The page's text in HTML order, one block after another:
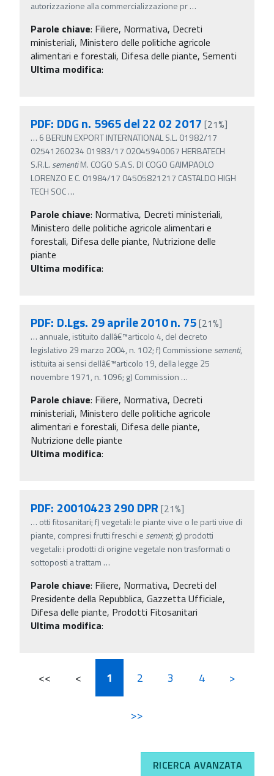
autorizzazione alla commercializzazione pr…
Parole chiave: Filiere, Normativa, Decreti
ministeriali, Ministero delle politiche agricole
alimentari e forestali, Difesa delle piante, Sementi
Ultima modifica:
PDF: DDG n. 5965 del 22 02 2017 [21%]
… 6 BERLIN EXPORT INTERNATIONAL S.L. 01982/17
02541260234 01983/17 02045940067 HERBATECH
S.R.L. sementiM. COGO S.A.S. DI COGO GAIMPAOLO
LORENZO E C. 01984/17 04505821217 CASTALDO HIGH
TECH SOC…
Parole chiave: Normativa, Decreti ministeriali,
Ministero delle politiche agricole alimentari e
forestali, Difesa delle piante, Nutrizione delle
piante
Ultima modifica:
PDF: D.Lgs. 29 aprile 2010 n. 75[21%]
… annuale, istituito dallâ€™articolo 4, del decreto
legislativo 29 marzo 2004, n. 102; f) Commissione sementi,
istituita ai sensi dellâ€™articolo 19, della legge 25
novembre 1971, n. 1096; g) Commission …
Parole chiave: Filiere, Normativa, Decreti
ministeriali, Ministero delle politiche agricole
alimentari e forestali, Difesa delle piante,
Nutrizione delle piante
Ultima modifica:
PDF: 20010423 290 DPR [21%]
… otti fitosanitari; f) vegetali: le piante vive o le parti vive di
piante, compresi frutti freschi e sementi; g) prodotti
vegetali: i prodotti di origine vegetale non trasformati o
sottoposti a trattam …
Parole chiave: Filiere, Normativa, Decreti del
Presidente della Repubblica, Gazzetta Ufficiale,
Difesa delle piante, Prodotti Fitosanitari
Ultima modifica:
<< < 1 2 3 4 >
>>
RICERCA AVANZATA